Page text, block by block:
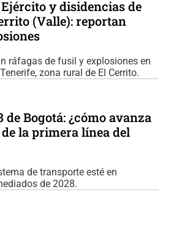
y disidencias de
(Valle): reportan
ráfagas de fusil y explosiones en
zona rural de El Cerrito.
de Bogotá: ¿cómo avanza
la primera línea del
de transporte esté en
de 2028.